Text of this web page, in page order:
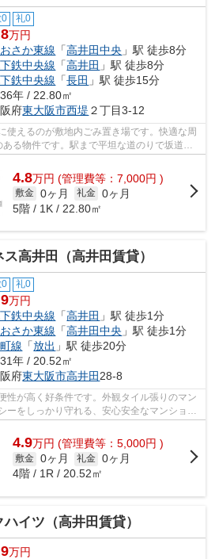
0 礼0
万円
さか東線 「高井田中央 」駅 徒歩8分
鉄中央線 「高井田 」駅 徒歩8分
鉄中央線 「長田 」駅 徒歩15分
年 / 22.80㎡
府東大阪市西堤 ２丁目3‐12
使えるのが敷地内ごみ置き場です。快適な周
る物件です。駅まで平坦な道のりで坂道も
4.8万円 (管理費等：7,000円 )
敷金 0ヶ月 礼金 0ヶ月
5階 / 1K / 22.80㎡
ス高井田（高井田賃貸）
0 礼0
万円
鉄中央線 「高井田 」駅 徒歩1分
さか東線 「高井田中央 」駅 徒歩1分
線 「放出 」駅 徒歩20分
年 / 20.52㎡
府東大阪市高井田 28-8
性が高く好条件です。外観タイル張りのマン
ーをしっかり守れる、安心安全なマンション
まで平...
4.9万円 (管理費等：5,000円 )
敷金 0ヶ月 礼金 0ヶ月
4階 / 1R / 20.52㎡
ハイツ（高井田賃貸）
万円